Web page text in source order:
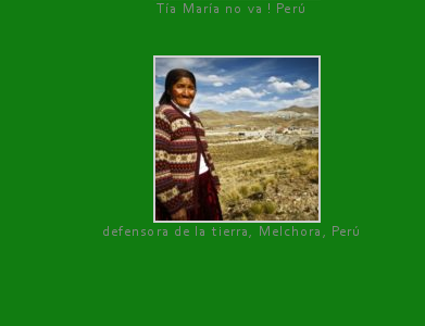
Tía María no va ! Perú
defensora de la tierra, Melchora, Perú